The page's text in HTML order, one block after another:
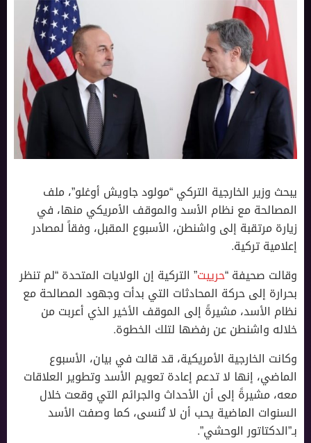
يبحث وزير الخارجية التركي “مولود جاويش أوغلو”، ملف
المصالحة مع نظام اﻷسد والموقف اﻷمريكي منها، في
زيارة مرتقبة إلى واشنطن، اﻷسبوع المقبل، وفقاً لمصادر
إعلامية تركية.
وقالت صحيفة “حرييت” التركية إن الولايات المتحدة “لم تنظر
بحرارة إلى حركة المحادثات التي بدأت وجهود المصالحة مع
نظام اﻷسد، مشيرةً إلى الموقف اﻷخير الذي أعربت من
خلاله واشنطن عن رفضها لتلك الخطوة.
وكانت الخارجية الأمريكية، قد قالت في بيان، اﻷسبوع
الماضي، إنها لا تدعم إعادة تعويم الأسد وتطوير العلاقات
معه، مشيرةً إلى أن الأحداث والجرائم التي وقعت خلال
السنوات الماضية يحب أن لا تُنسى، كما وصفت اﻷسد
بـ”الدكتاتور الوحشي”.